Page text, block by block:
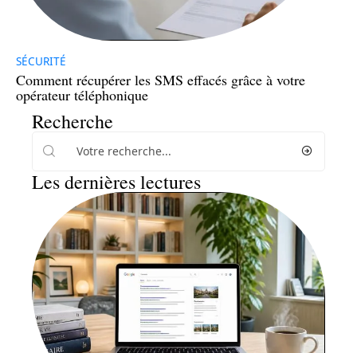
SÉCURITÉ
Comment récupérer les SMS effacés grâce à votre
opérateur téléphonique
Recherche
Les dernières lectures